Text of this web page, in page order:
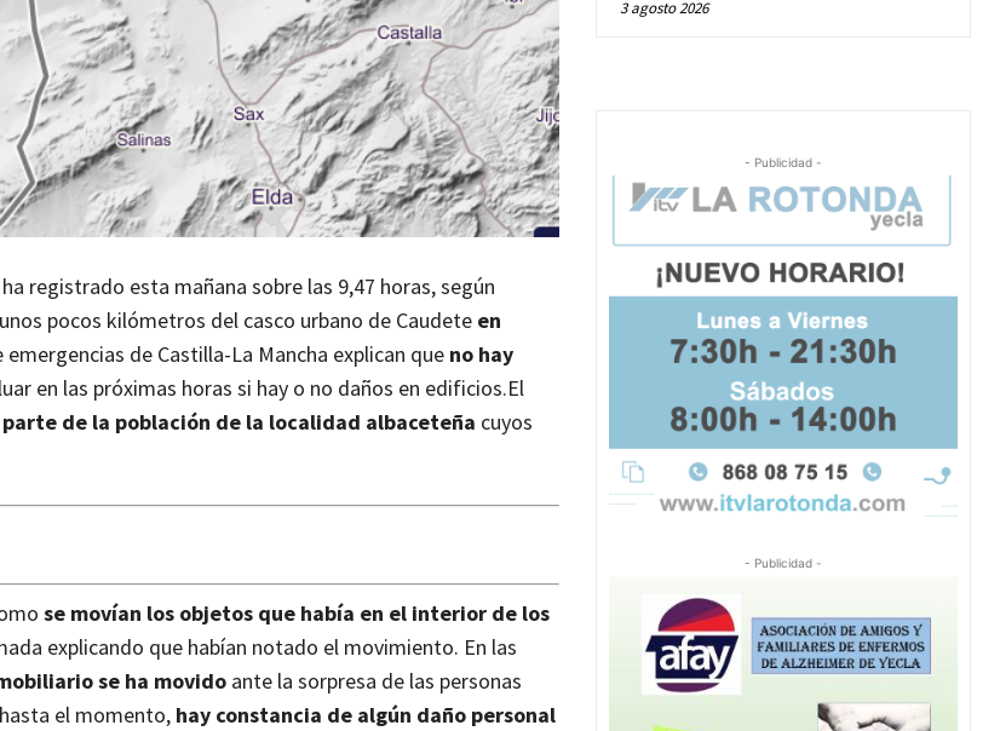
registrado esta mañana sobre las 9,47 horas, según
pocos kilómetros del casco urbano de Caudete en
emergencias de Castilla-La Mancha explican que no hay
en las próximas horas si hay o no daños en edificios.El
de la población de la localidad albaceteña cuyos
se movían los objetos que había en el interior de los
explicando que habían notado el movimiento. En las
se ha movido ante la sorpresa de las personas
el momento, hay constancia de algún daño personal
3 agosto 2026
- Publicidad -
- Publicidad -